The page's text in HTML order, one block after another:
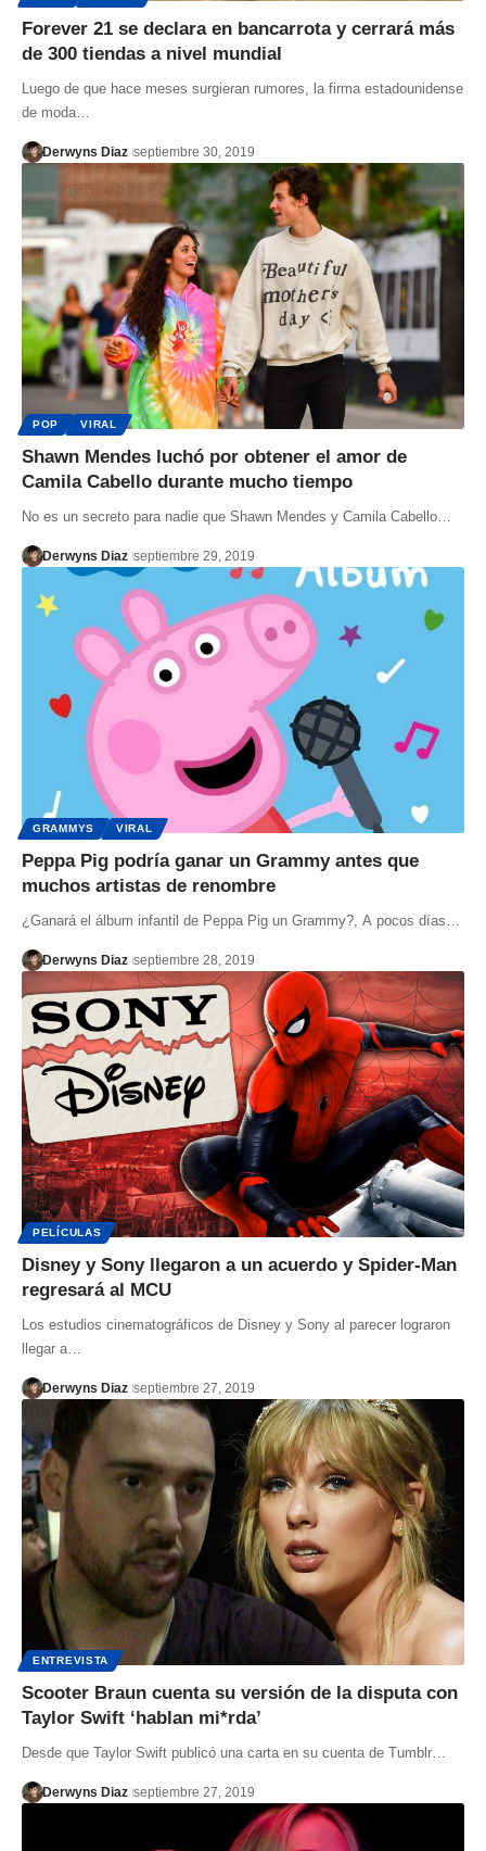
Forever 21 se declara en bancarrota y cerrará más
de 300 tiendas a nivel mundial
Luego de que hace meses surgieran rumores, la firma estadounidense
de moda…
Derwyns Diaz septiembre 30, 2019
POP VIRAL
Shawn Mendes luchó por obtener el amor de
Camila Cabello durante mucho tiempo
No es un secreto para nadie que Shawn Mendes y Camila Cabello…
Derwyns Diaz septiembre 29, 2019
GRAMMYS VIRAL
Peppa Pig podría ganar un Grammy antes que
muchos artistas de renombre
¿Ganará el álbum infantil de Peppa Pig un Grammy?, A pocos días…
Derwyns Diaz septiembre 28, 2019
PELÍCULAS
Disney y Sony llegaron a un acuerdo y Spider-Man
regresará al MCU
Los estudios cinematográficos de Disney y Sony al parecer lograron
llegar a…
Derwyns Diaz septiembre 27, 2019
ENTREVISTA
Scooter Braun cuenta su versión de la disputa con
Taylor Swift ‘hablan mi*rda’
Desde que Taylor Swift publicó una carta en su cuenta de Tumblr…
Derwyns Diaz septiembre 27, 2019